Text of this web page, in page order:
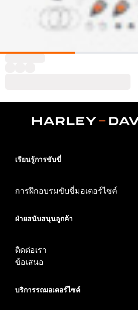
เรียนรู้การขับขี่
การฝึกอบรมขับขี่มอเตอร์ไซค์
ฝ่ายสนับสนุนลูกค้า
ติดต่อเรา
ข้อเสนอ
บริการรถมอเตอร์ไซค์​